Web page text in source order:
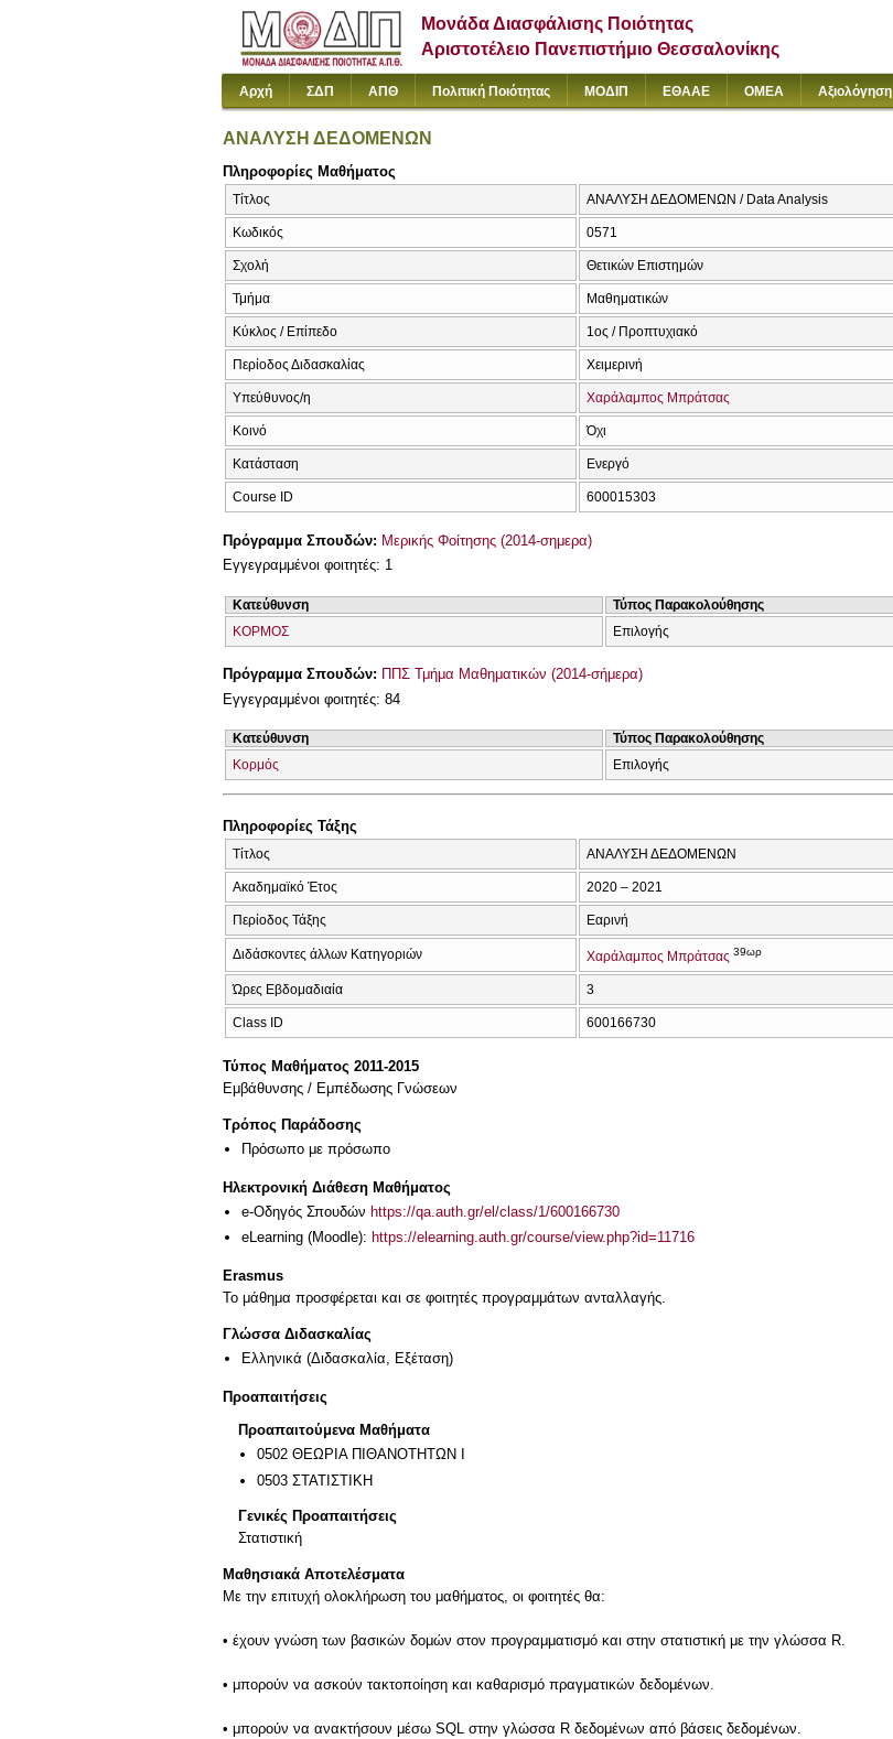
Μονάδα Διασφάλισης Ποιότητας
Αριστοτέλειο Πανεπιστήμιο Θεσσαλονίκης
Αρχή ΣΔΠ ΑΠΘ Πολιτική Ποιότητας ΜΟΔΙΠ ΕΘΑΑΕ ΟΜΕΑ Αξιολόγηση
ΑΝΑΛΥΣΗ ΔΕΔΟΜΕΝΩΝ
Πληροφορίες Μαθήματος
Τίτλος ΑΝΑΛΥΣΗ ΔΕΔΟΜΕΝΩΝ / Data Analysis
Κωδικός 0571
Σχολή Θετικών Επιστημών
Τμήμα Μαθηματικών
Κύκλος / Επίπεδο 1ος / Προπτυχιακό
Περίοδος Διδασκαλίας Χειμερινή
Υπεύθυνος/η Χαράλαμπος Μπράτσας
Κοινό Όχι
Κατάσταση Ενεργό
Course ID 600015303
Πρόγραμμα Σπουδών: Μερικής Φοίτησης (2014-σημερα)
Εγγεγραμμένοι φοιτητές: 1
Κατεύθυνση Τύπος Παρακολούθησης
ΚΟΡΜΟΣ
Επιλογής
Πρόγραμμα Σπουδών: ΠΠΣ Τμήμα Μαθηματικών (2014-σήμερα)
Εγγεγραμμένοι φοιτητές: 84
Κατεύθυνση Τύπος Παρακολούθησης
Κορμός
Επιλογής
Πληροφορίες Τάξης
Τίτλος ΑΝΑΛΥΣΗ ΔΕΔΟΜΕΝΩΝ
Ακαδημαϊκό Έτος 2020 – 2021
Περίοδος Τάξης Εαρινή
Διδάσκοντες άλλων Κατηγοριών Χαράλαμπος Μπράτσας 39ωρ
Ώρες Εβδομαδιαία 3
Class ID 600166730
Τύπος Μαθήματος 2011-2015
Εμβάθυνσης / Εμπέδωσης Γνώσεων
Τρόπος Παράδοσης
Πρόσωπο με πρόσωπο
Ηλεκτρονική Διάθεση Μαθήματος
e-Οδηγός Σπουδών https://qa.auth.gr/el/class/1/600166730
eLearning (Moodle): https://elearning.auth.gr/course/view.php?id=11716
Erasmus
Το μάθημα προσφέρεται και σε φοιτητές προγραμμάτων ανταλλαγής.
Γλώσσα Διδασκαλίας
Ελληνικά (Διδασκαλία, Εξέταση)
Προαπαιτήσεις
Προαπαιτούμενα Μαθήματα
0502 ΘΕΩΡΙΑ ΠΙΘΑΝΟΤΗΤΩΝ Ι
0503 ΣΤΑΤΙΣΤΙΚΗ
Γενικές Προαπαιτήσεις
Στατιστική
Μαθησιακά Αποτελέσματα
Με την επιτυχή ολοκλήρωση του μαθήματος, οι φοιτητές θα:
• έχουν γνώση των βασικών δομών στον προγραμματισμό και στην στατιστική με την γλώσσα R.
• μπορούν να ασκούν τακτοποίηση και καθαρισμό πραγματικών δεδομένων.
• μπορούν να ανακτήσουν μέσω SQL στην γλώσσα R δεδομένων από βάσεις δεδομένων.